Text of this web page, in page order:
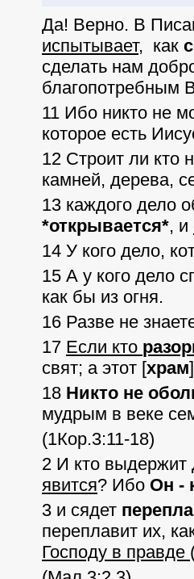
Да! Верно. В
испытывает, как
сделать нам
благопотребным
11 Ибо никто не
которое есть
12 Строит ли кто
камней, дерева,
13 каждого дело
*открывается*, и
14 У кого дело,
15 А у кого дело
как бы из огня.
16 Разве не
17 Если кто
свят; а этот [храм
18 Никто не
мудрым в веке
(1Кор.3:11-18)
2 И кто
явится? Ибо Он -
3 и сядет
переплавит их,
Господу в правде